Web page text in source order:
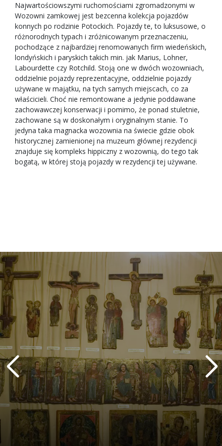
Najwartościowszymi ruchomościami zgromadzonymi w
Wozowni zamkowej jest bezcenna kolekcja pojazdów
konnych po rodzinie Potockich. Pojazdy te, to luksusowe, o
różnorodnych typach i zróżnicowanym przeznaczeniu,
pochodzące z najbardziej renomowanych firm wiedeńskich,
londyńskich i paryskich takich min. jak Marius, Lohner,
Labourdette czy Rotchild. Stoją one w dwóch wozowniach,
oddzielnie pojazdy reprezentacyjne, oddzielnie pojazdy
używane w majątku, na tych samych miejscach, co za
właścicieli. Choć nie remontowane a jedynie poddawane
zachowawczej konserwacji i pomimo, że ponad stuletnie,
zachowane są w doskonałym i oryginalnym stanie. To
jedyna taka magnacka wozownia na świecie gdzie obok
historycznej zamienionej na muzeum głównej rezydencji
znajduje się kompleks hippiczny z wozownią, do tego tak
bogatą, w której stoją pojazdy w rezydencji tej używane.